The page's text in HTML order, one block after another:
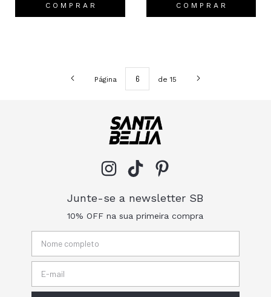
C O M P R A R C O M P R A R
Página de 15
Junte-se a newsletter SB
10% OFF na sua primeira compra